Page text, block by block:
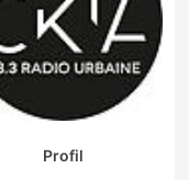
Profil